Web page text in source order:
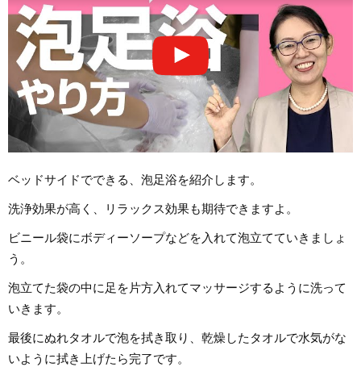
ベッドサイドでできる、泡足浴を紹介します。
洗浄効果が高く、リラックス効果も期待できますよ。
ビニール袋にボディーソープなどを入れて泡立てていきましょ
う。
泡立てた袋の中に足を片方入れてマッサージするように洗って
いきます。
最後にぬれタオルで泡を拭き取り、乾燥したタオルで水気がな
いように拭き上げたら完了です。